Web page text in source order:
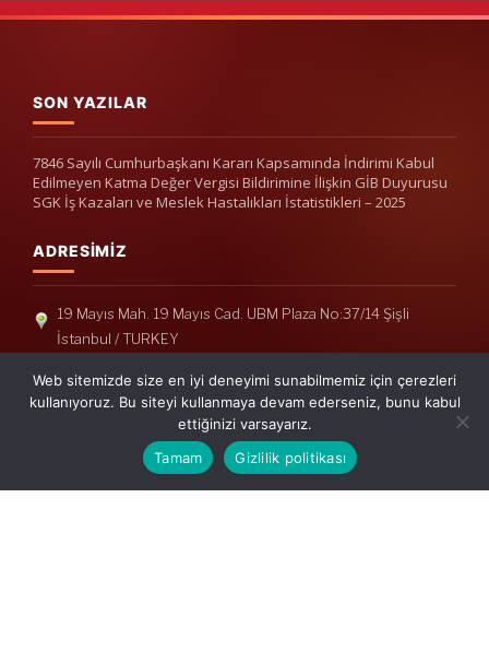
SON YAZILAR
7846 Sayılı Cumhurbaşkanı Kararı Kapsamında İndirimi Kabul
Edilmeyen Katma Değer Vergisi Bildirimine İlişkin GİB Duyurusu
SGK İş Kazaları ve Meslek Hastalıkları İstatistikleri – 2025
ADRESIMIZ
19 Mayıs Mah. 19 Mayıs Cad. UBM Plaza No:37/14 Şişli
İstanbul / TURKEY
Telefon: +90(212) 240 33 39
Telefon: +90(212) 248 19 36
info@erisymm.com
Web sitemizde size en iyi deneyimi sunabilmemiz için çerezleri
kullanıyoruz. Bu siteyi kullanmaya devam ederseniz, bunu kabul
ettiğinizi varsayarız.
Tamam
Gizlilik politikası